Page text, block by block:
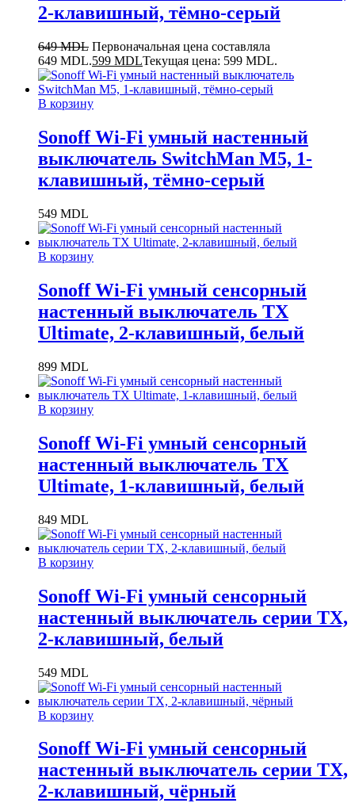
2-клавишный, тёмно-серый
649MDL Первоначальная цена составляла
649 MDL.599 MDLТекущая цена: 599 MDL.
В корзину
Sonoff Wi-Fi умный настенный
выключатель SwitchMan M5, 1-
клавишный, тёмно-серый
549 MDL
В корзину
Sonoff Wi-Fi умный сенсорный
настенный выключатель TX
Ultimate, 2-клавишный, белый
899 MDL
В корзину
Sonoff Wi-Fi умный сенсорный
настенный выключатель TX
Ultimate, 1-клавишный, белый
849 MDL
В корзину
Sonoff Wi-Fi умный сенсорный
настенный выключатель серии TX,
2-клавишный, белый
549 MDL
В корзину
Sonoff Wi-Fi умный сенсорный
настенный выключатель серии TX,
2-клавишный, чёрный